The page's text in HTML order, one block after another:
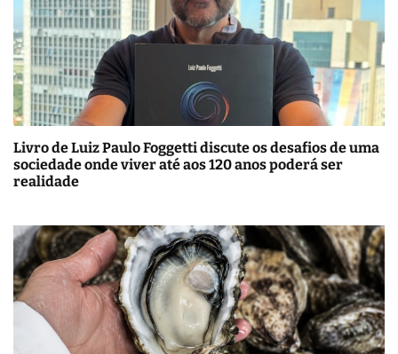
Livro de Luiz Paulo Foggetti discute os desafios de uma
sociedade onde viver até aos 120 anos poderá ser
realidade